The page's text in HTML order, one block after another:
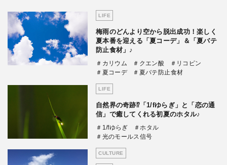
LIFE
梅雨のどんより空から脱出成功！楽しく
夏本番を迎える「夏コーデ」＆「夏バテ
防止食材」♪
＃カリウム ＃クエン酸
＃リコピン
＃夏コーデ
＃夏バテ防止食材
LIFE
自然界の奇跡⁉「1/fゆらぎ」と「恋の通
信」で癒してくれる初夏のホタル♪
＃1/fゆらぎ
＃ホタル
＃光のモールス信号
CULTURE